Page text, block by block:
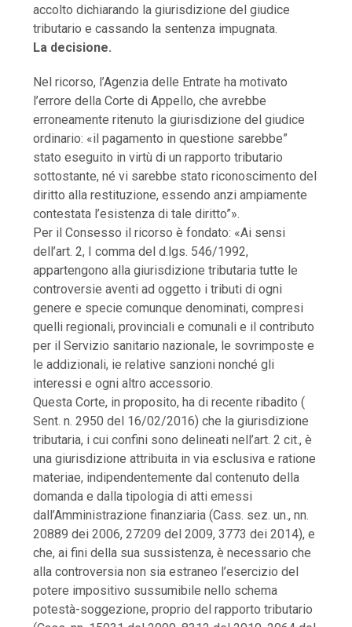
accolto dichiarando la giurisdizione del giudice
tributario e cassando la sentenza impugnata.
La decisione.
Nel ricorso, l’Agenzia delle Entrate ha motivato
l’errore della Corte di Appello, che avrebbe
erroneamente ritenuto la giurisdizione del giudice
ordinario: «il pagamento in questione sarebbe”
stato eseguito in virtù di un rapporto tributario
sottostante, né vi sarebbe stato riconoscimento del
diritto alla restituzione, essendo anzi ampiamente
contestata l’esistenza di tale diritto”».
Per il Consesso il ricorso è fondato: «Ai sensi
dell’art. 2, I comma del d.lgs. 546/1992,
appartengono alla giurisdizione tributaria tutte le
controversie aventi ad oggetto i tributi di ogni
genere e specie comunque denominati, compresi
quelli regionali, provinciali e comunali e il contributo
per il Servizio sanitario nazionale, le sovrimposte e
le addizionali, ie relative sanzioni nonché gli
interessi e ogni altro accessorio.
Questa Corte, in proposito, ha di recente ribadito (
Sent. n. 2950 del 16/02/2016) che la giurisdizione
tributaria, i cui confini sono delineati nell’art. 2 cit., è
una giurisdizione attribuita in via esclusiva e ratione
materiae, indipendentemente dal contenuto della
domanda e dalla tipologia di atti emessi
dall’Amministrazione finanziaria (Cass. sez. un., nn.
20889 dei 2006, 27209 del 2009, 3773 dei 2014), e
che, ai fini della sua sussistenza, è necessario che
alla controversia non sia estraneo l’esercizio del
potere impositivo sussumibile nello schema
potestà-soggezione, proprio del rapporto tributario